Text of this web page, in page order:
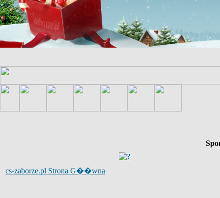
cs-zaborze.pl Strona G��wna